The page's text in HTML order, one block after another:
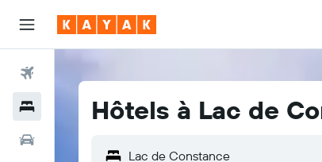
Hôtels à Lac de